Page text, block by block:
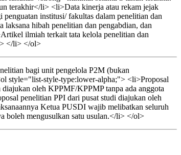
terakhir</li> <li>Data kinerja atau rekam jejak
institusi/ fakultas dalam penelitian dan
hibah penelitian dan pengabdian, dan
ilmiah terkait tata kelola penelitian dan
</li> </ol>
bagi unit pengelola P2M (bukan
style="list-style-type:lower-alpha;"> <li>Proposal
oleh KPPMF/KPPMP tanpa ada anggota
penelitian PPI dari pusat studi diajukan oleh
Ketua PUSDI wajib melibatkan seluruh
boleh mengusulkan satu usulan.</li> </ol>